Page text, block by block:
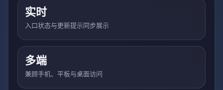
实时
入口状态与更新提示同步展示
多端
兼顾手机、平板与桌面访问